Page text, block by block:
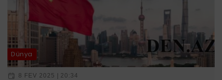
Dünya
8 FEV 2025 | 20:34